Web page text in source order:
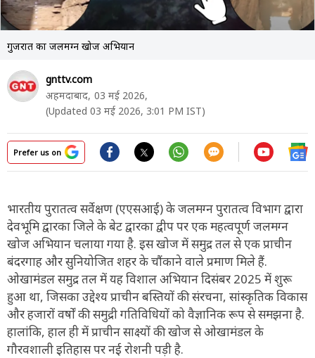
गुजरात का जलमग्न खोज अभियान
gnttv.com
अहमदाबाद, 03 मई 2026,
(Updated 03 मई 2026, 3:01 PM IST)
Prefer us on
भारतीय पुरातत्व सर्वेक्षण (एएसआई) के जलमग्न पुरातत्व विभाग द्वारा
देवभूमि द्वारका जिले के बेट द्वारका द्वीप पर एक महत्वपूर्ण जलमग्न
खोज अभियान चलाया गया है. इस खोज में समुद्र तल से एक प्राचीन
बंदरगाह और सुनियोजित शहर के चौंकाने वाले प्रमाण मिले हैं.
ओखामंडल समुद्र तल में यह विशाल अभियान दिसंबर 2025 में शुरू
हुआ था, जिसका उद्देश्य प्राचीन बस्तियों की संरचना, सांस्कृतिक विकास
और हजारों वर्षों की समुद्री गतिविधियों को वैज्ञानिक रूप से समझना है.
हालांकि, हाल ही में प्राचीन साक्ष्यों की खोज से ओखामंडल के
गौरवशाली इतिहास पर नई रोशनी पड़ी है.